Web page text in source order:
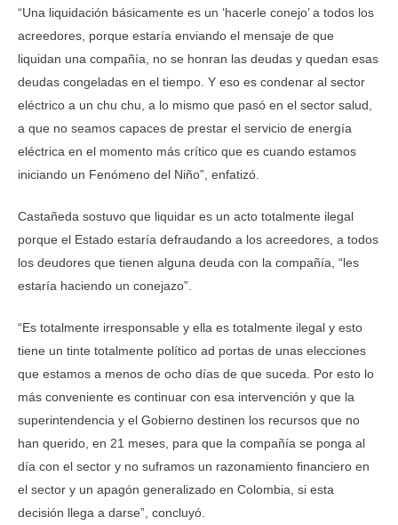
“Una liquidación básicamente es un ‘hacerle conejo’ a todos los
acreedores, porque estaría enviando el mensaje de que
liquidan una compañía, no se honran las deudas y quedan esas
deudas congeladas en el tiempo. Y eso es condenar al sector
eléctrico a un chu chu, a lo mismo que pasó en el sector salud,
a que no seamos capaces de prestar el servicio de energía
eléctrica en el momento más crítico que es cuando estamos
iniciando un Fenómeno del Niño”, enfatizó.
Castañeda sostuvo que liquidar es un acto totalmente ilegal
porque el Estado estaría defraudando a los acreedores, a todos
los deudores que tienen alguna deuda con la compañía, “les
estaría haciendo un conejazo”.
“Es totalmente irresponsable y ella es totalmente ilegal y esto
tiene un tinte totalmente político ad portas de unas elecciones
que estamos a menos de ocho días de que suceda. Por esto lo
más conveniente es continuar con esa intervención y que la
superintendencia y el Gobierno destinen los recursos que no
han querido, en 21 meses, para que la compañía se ponga al
día con el sector y no suframos un razonamiento financiero en
el sector y un apagón generalizado en Colombia, si esta
decisión llega a darse”, concluyó.